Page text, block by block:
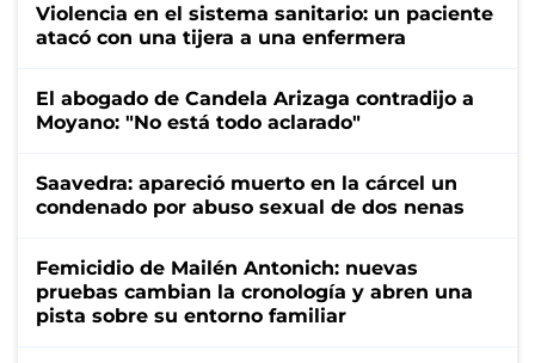
Violencia en el sistema sanitario: un paciente
atacó con una tijera a una enfermera
El abogado de Candela Arizaga contradijo a
Moyano: "No está todo aclarado"
Saavedra: apareció muerto en la cárcel un
condenado por abuso sexual de dos nenas
Femicidio de Mailén Antonich: nuevas
pruebas cambian la cronología y abren una
pista sobre su entorno familiar